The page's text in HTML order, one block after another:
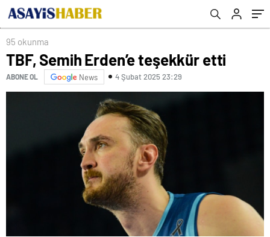
95 okunma
TBF, Semih Erden’e teşekkür etti
ABONE OL News 4 Şubat 2025 23:29